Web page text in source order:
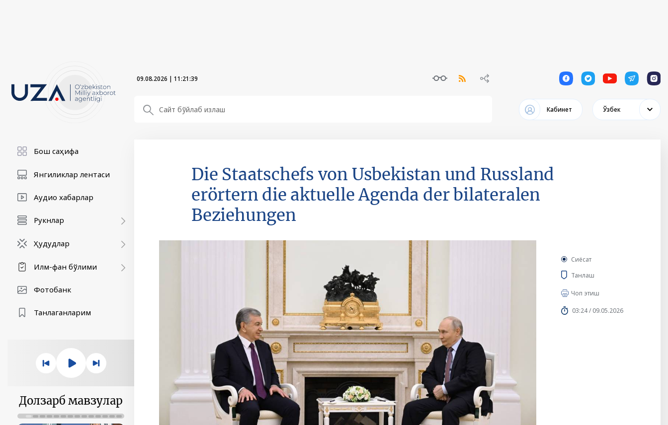
09.08.2026 | 11:21:40 1 1 1 1 1
Кабинет Ўзбек
Бош саҳифа
Янгиликлар лентаси
Аудио хабарлар
Рукнлар
Ҳудудлар
Илм-фан бўлими
Фотобанк
Танлаганларим
Долзарб мавзулар
Die Staatschefs von Usbekistan und Russland
erörtern die aktuelle Agenda der bilateralen
Beziehungen
Сиёсат
Танлаш
Чоп этиш
03:24 / 09.05.2026